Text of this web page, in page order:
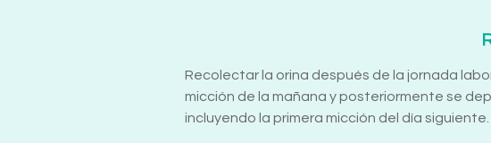
Recolectar la orina después de la jornada
micción de la mañana y posteriormente se
incluyendo la primera micción del día